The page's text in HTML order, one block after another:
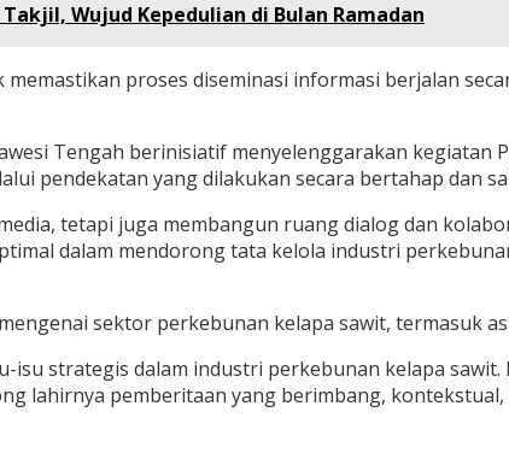
Wujud Kepedulian di Bulan Ramadan
proses diseminasi informasi berjalan
Tengah berinisiatif menyelenggarakan
pendekatan yang dilakukan secara bertahap dan
tetapi juga membangun ruang dialog dan
dalam mendorong tata kelola industri
sektor perkebunan kelapa sawit, termasuk
strategis dalam industri perkebunan kelapa
lahirnya pemberitaan yang berimbang,